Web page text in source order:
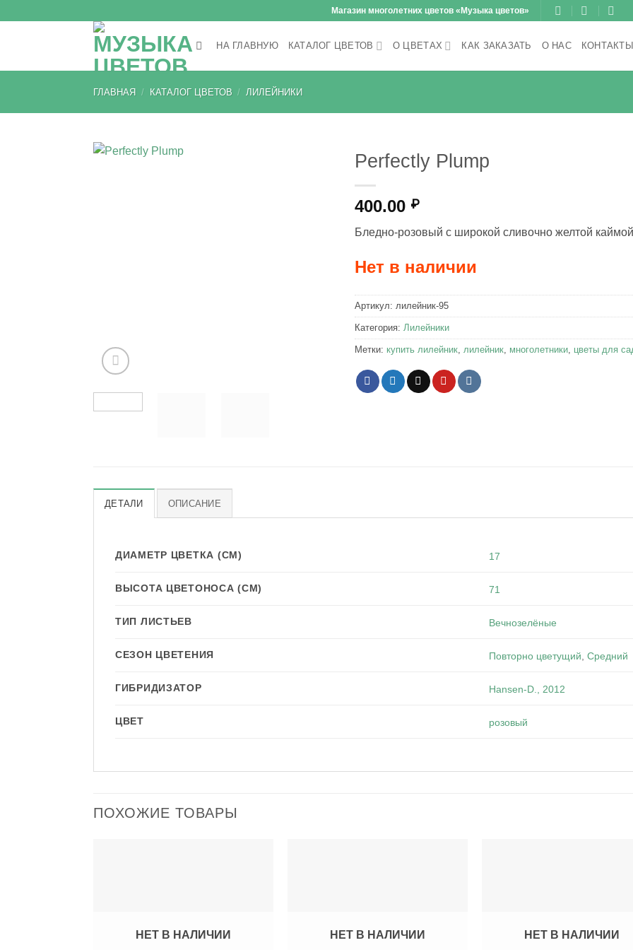
Магазин многолетних цветов «Музыка цветов»
НА ГЛАВНУЮ КАТАЛОГ ЦВЕТОВ О ЦВЕТАХ КАК ЗАКАЗАТЬ О НАС КОНТАКТЫ
ГЛАВНАЯ / КАТАЛОГ ЦВЕТОВ / ЛИЛЕЙНИКИ
Perfectly Plump
400.00 ₽
Бледно-розовый с широкой сливочно желтой
Нет в наличии
Артикул: лилейник-95
Категория: Лилейники
Метки: купить лилейник лилейник многолетники цветы для
ДЕТАЛИ ОПИСАНИЕ
ДИАМЕТР ЦВЕТКА (СМ) 17
ВЫСОТА ЦВЕТОНОСА (СМ) 71
ТИП ЛИСТЬЕВ Вечнозелёные
СЕЗОН ЦВЕТЕНИЯ Повторно цветущий ,Средний
ГИБРИДИЗАТОР Hansen-D., 2012
ЦВЕТ розовый
ПОХОЖИЕ ТОВАРЫ
НЕТ В НАЛИЧИИ НЕТ В НАЛИЧИИ НЕТ В НАЛИЧИИ